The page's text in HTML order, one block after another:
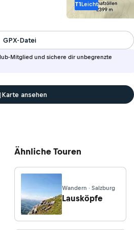
T1Leicht
Mitglied und sichere dir unbegrenzte
GPX-Datei
Karte ansehen
Ähnliche Touren
Wandern · Salzburg
Lausköpfe